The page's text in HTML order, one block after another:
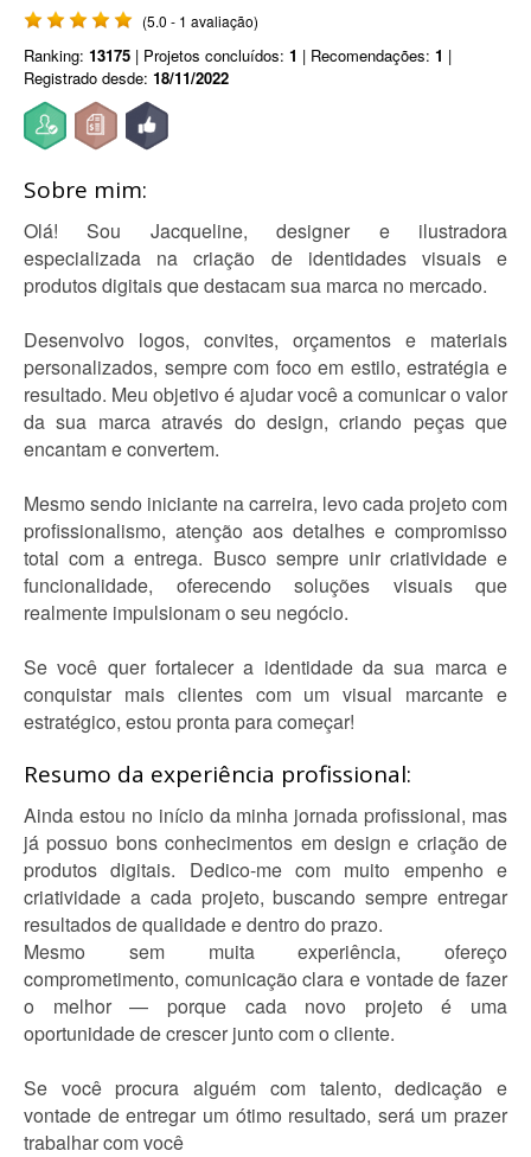
(5.0 - 1 avaliação)
Ranking: 13175 | Projetos concluídos: 1 | Recomendações: 1 |
Registrado desde: 18/11/2022
Sobre mim:
Olá! Sou Jacqueline, designer e ilustradora
especializada na criação de identidades visuais e
produtos digitais que destacam sua marca no mercado.
Desenvolvo logos, convites, orçamentos e materiais
personalizados, sempre com foco em estilo, estratégia e
resultado. Meu objetivo é ajudar você a comunicar o valor
da sua marca através do design, criando peças que
encantam e convertem.
Mesmo sendo iniciante na carreira, levo cada projeto com
profissionalismo, atenção aos detalhes e compromisso
total com a entrega. Busco sempre unir criatividade e
funcionalidade, oferecendo soluções visuais que
realmente impulsionam o seu negócio.
Se você quer fortalecer a identidade da sua marca e
conquistar mais clientes com um visual marcante e
estratégico, estou pronta para começar!
Resumo da experiência profissional:
Ainda estou no início da minha jornada profissional, mas
já possuo bons conhecimentos em design e criação de
produtos digitais. Dedico-me com muito empenho e
criatividade a cada projeto, buscando sempre entregar
resultados de qualidade e dentro do prazo.
Mesmo sem muita experiência, ofereço
comprometimento, comunicação clara e vontade de fazer
o melhor — porque cada novo projeto é uma
oportunidade de crescer junto com o cliente.
Se você procura alguém com talento, dedicação e
vontade de entregar um ótimo resultado, será um prazer
trabalhar com você